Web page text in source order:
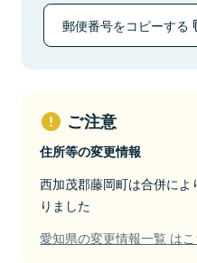
郵便番号をコピーする
ご注意
住所等の変更情報
西加茂郡藤岡町は合併に
りました
愛知県の変更情報一覧 は